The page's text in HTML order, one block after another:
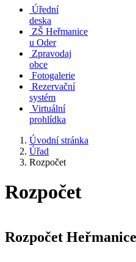
Úřední
deska
ZŠ Heřmanice
u Oder
Zpravodaj
obce
Fotogalerie
Rezervační
systém
Virtuální
prohlídka
Úvodní stránka
Úřad
Rozpočet
Rozpočet
Rozpočet